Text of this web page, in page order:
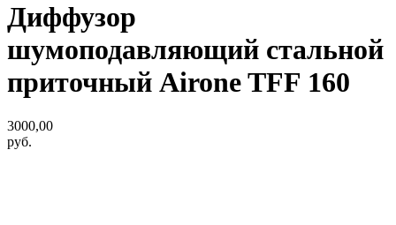
Диффузор
шумоподавляющий стальной
приточный Airone TFF 160
3000,00
руб.